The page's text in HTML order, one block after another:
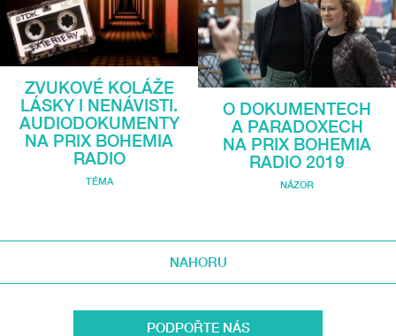
ZVUKOVÉ KOLÁŽE
LÁSKY I NENÁVISTI.
AUDIODOKUMENTY
NA PRIX BOHEMIA
RADIO
TÉMA
O DOKUMENTECH
A PARADOXECH
NA PRIX BOHEMIA
RADIO 2019
NÁZOR
NAHORU
PODPOŘTE NÁS